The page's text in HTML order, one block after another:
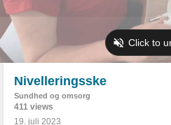
Nivelleringsske
Sundhed og omsorg
411 views
19. juli 2023